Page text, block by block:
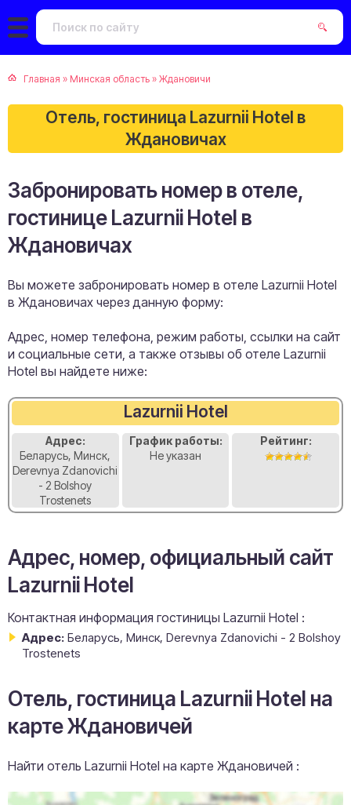
Главная » Минская область » Ждановичи
Отель, гостиница Lazurnii Hotel в
Ждановичах
Забронировать номер в отеле,
гостинице Lazurnii Hotel в
Ждановичах
Вы можете забронировать номер в отеле Lazurnii Hotel
в Ждановичах через данную форму:
Адрес, номер телефона, режим работы, ссылки на сайт
и социальные сети, а также отзывы об отеле Lazurnii
Hotel вы найдете ниже:
Lazurnii Hotel
Адрес:
Беларусь, Минск,
Derevnya Zdanovichi
- 2 Bolshoy
Trostenets
График работы:
Не указан
Рейтинг:
Адрес, номер, официальный сайт
Lazurnii Hotel
Контактная информация гостиницы Lazurnii Hotel :
Адрес: Беларусь, Минск, Derevnya Zdanovichi - 2 Bolshoy
Trostenets
Отель, гостиница Lazurnii Hotel на
карте Ждановичей
Найти отель Lazurnii Hotel на карте Ждановичей :